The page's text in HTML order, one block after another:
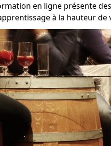
en ligne présente
à la hauteur de